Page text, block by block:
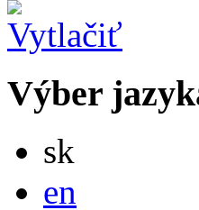
Výber
sk
en